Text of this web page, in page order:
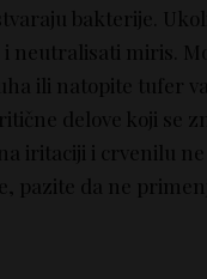
bakterije.
neutralisati miris.
ili natopite tufer
delove koji se
iritaciji i crvenilu
pazite da ne